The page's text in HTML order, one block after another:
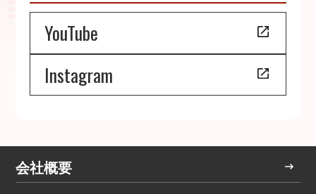
YouTube
Instagram
会社概要